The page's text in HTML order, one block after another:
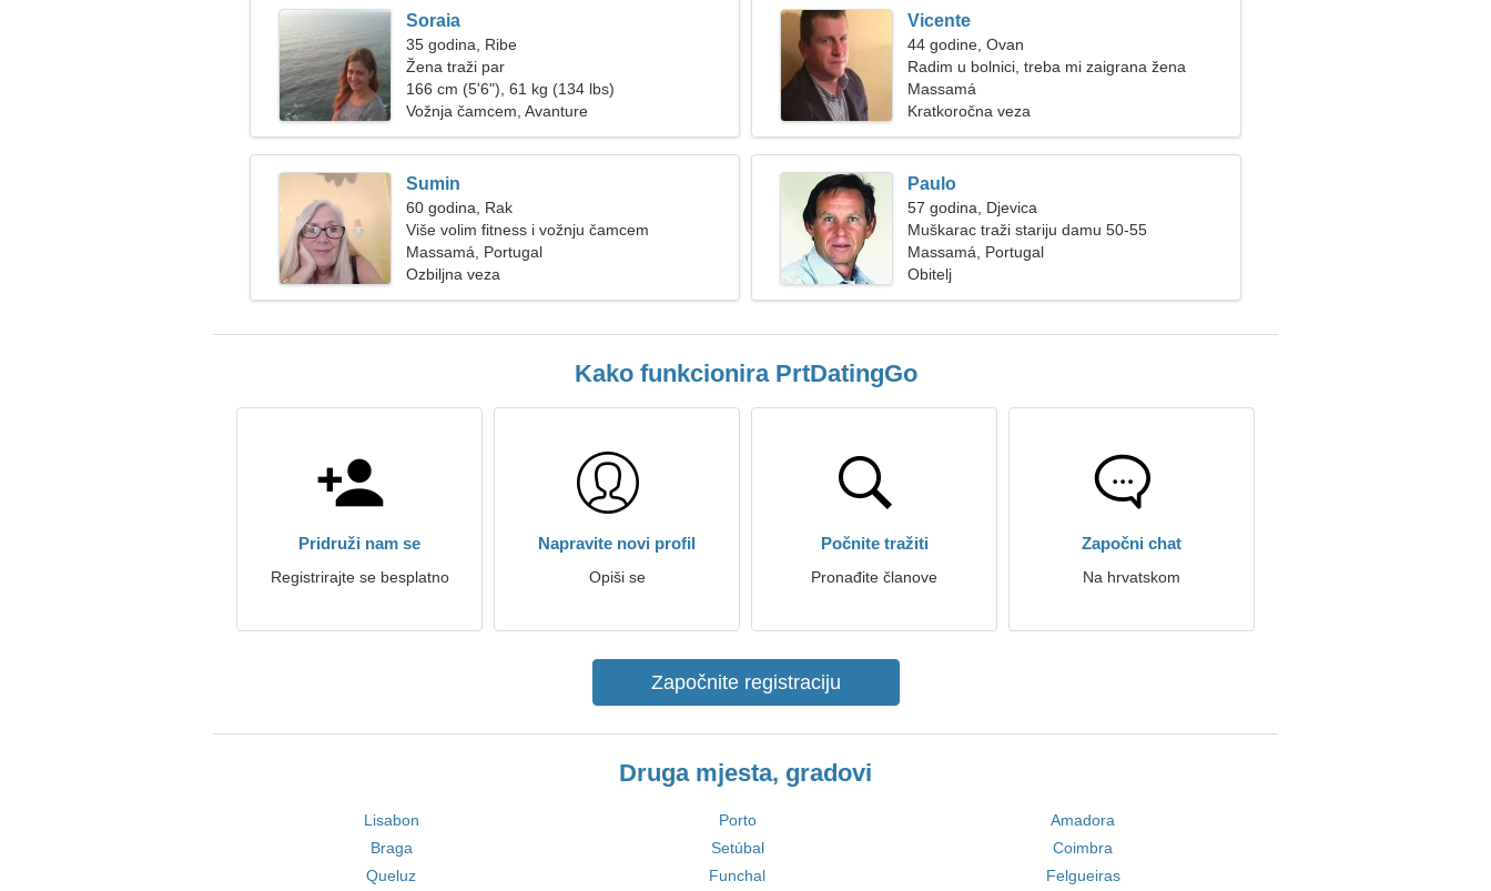
Soraia
35 godina, Ribe
Žena traži par
166 cm (5'6"), 61 kg (134 lbs)
Vožnja čamcem, Avanture
Vicente
44 godine, Ovan
Radim u bolnici, treba mi zaigrana žena
Massamá
Kratkoročna veza
Sumin
60 godina, Rak
Više volim fitness i vožnju čamcem
Massamá, Portugal
Ozbiljna veza
Paulo
57 godina, Djevica
Muškarac traži stariju damu 50-55
Massamá, Portugal
Obitelj
Kako funkcionira PrtDatingGo
Pridruži nam se
Registrirajte se besplatno
Napravite novi profil
Opiši se
Počnite tražiti
Pronađite članove
Započni chat
Na hrvatskom
Započnite registraciju
Druga mjesta, gradovi
Lisabon Porto
Amadora
Braga
Setúbal
Coimbra
Queluz
Funchal Felgueiras